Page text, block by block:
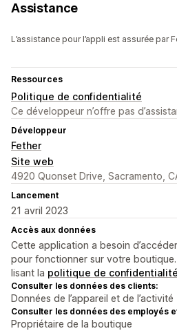
Assistance
L’assistance pour l’appli est assurée par
Ressources
Politique de confidentialité
Ce développeur n’offre pas
Développeur
Fether
Site web
4920 Quonset Drive, Sacramento,
Lancement
21 avril 2023
Accès aux données
Cette application a besoin
pour fonctionner sur votre
lisant la politique de confidentialité
Consulter les données des clients:
Données de l’appareil et de l’activité
Consulter les données des employés
Propriétaire de la boutique